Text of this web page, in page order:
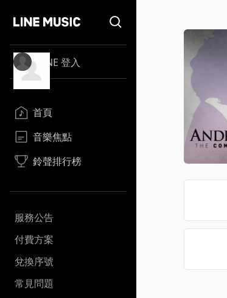
LINE 登入
首頁
音樂焦點
鈴聲排行榜
服務公告
付費方案
兌換序號
常見問題